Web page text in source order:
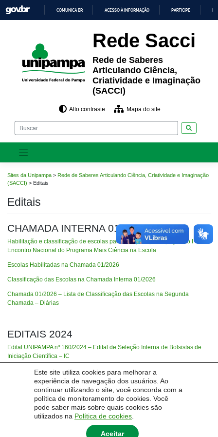
Este site utiliza cookies para melhorar a
experiência de navegação dos usuários. Ao
continuar utilizando o site, você concorda com a
política de monitoramento de cookies. Você
pode saber mais sobre quais cookies são
utilizados na Política de cookies
Aceitar
para
o
CONTEÚDO
COMUNICA BR ACESSO À INFORMAÇÃO PARTICIPE
Rede Sacci
Rede de Saberes
Articulando Ciência,
Criatividade e Imaginação
(SACCI)
Alto contraste Mapa do site
Sites da Unipampa > Rede de Saberes Articulando Ciência, Criatividade e Imaginação
(SACCI) > Editais
Editais
CHAMADA INTERNA 01/2026
Habilitação e classificação de escolas parceiras para participação no I
Encontro Nacional do Programa Mais Ciência na Escola
Escolas Habilitadas na Chamada 01/2026
Classificação das Escolas na Chamada Interna 01/2026
Chamada 01/2026 – Lista de Classificação das Escolas na Segunda
Chamada – Diárias
EDITAIS 2024
Edital UNIPAMPA nº 160/2024 – Edital de Seleção Interna de Bolsistas de
Iniciação Científica – IC
EDITAIS 2023
Edital Unipampa nº 376/2023 – processo seletivo para ingresso na
Especialização em Ensino de Ciências e Tecnologia